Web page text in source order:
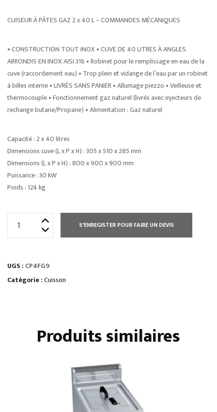
CUISEUR À PÂTES GAZ 2 x 40 L – COMMANDES MÉCANIQUES
• CONSTRUCTION TOUT INOX • CUVE DE 40 LITRES À ANGLES
ARRONDIS EN INOX AISI 316 • Robinet pour le remplissage en eau de la
cuve (raccordement eau) • Trop plein et vidange de l’eau par un robinet
à billes interne • LIVRÉS SANS PANIER • Allumage piezzo • Veilleuse et
thermocouple • Fonctionnement gaz naturel (livrés avec injecteurs de
rechange butane/Propane) • Alimentation : Gaz naturel
Capacité : 2 x 40 litres
Dimensions cuve (L x P x H) : 305 x 510 x 285 mm
Dimensions (L x P x H) : 800 x 900 x 900 mm
Puissance : 30 kW
Poids : 124 kg
PÂTES
GAZ
COMMANDES
MÉCANIQUES
S'ENREGISTER POUR FAIRE UN DEVIS
UGS : CP4FG9
Catégorie :Cuisson
Produits similaires